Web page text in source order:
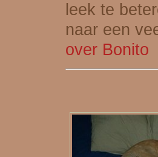
leek te
naar een
over Bonito